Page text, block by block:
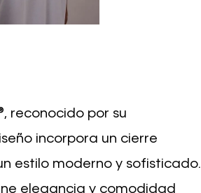
reconocido por su
incorpora un cierre
estilo moderno y sofisticado.
elegancia y comodidad